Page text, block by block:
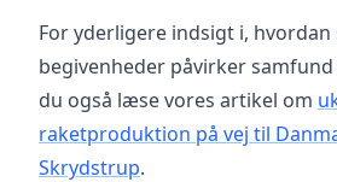
For yderligere indsigt i,
begivenheder påvirker
du også læse vores artikel om
raketproduktion på vej til
Skrydstrup.